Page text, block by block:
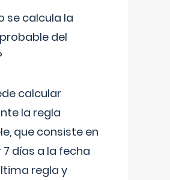
se calcula la
del
calcular
la regla
que consiste en
días a la fecha
regla y